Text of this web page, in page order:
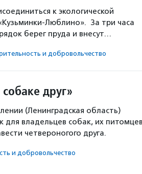
к экологической
Люблино». За три часа
берег пруда и внесут…
и доброволь­чест­во
друг»
(Ленинградская область)
для владельцев собак, их питомцев
четвероногого друга.
и доброволь­чест­во